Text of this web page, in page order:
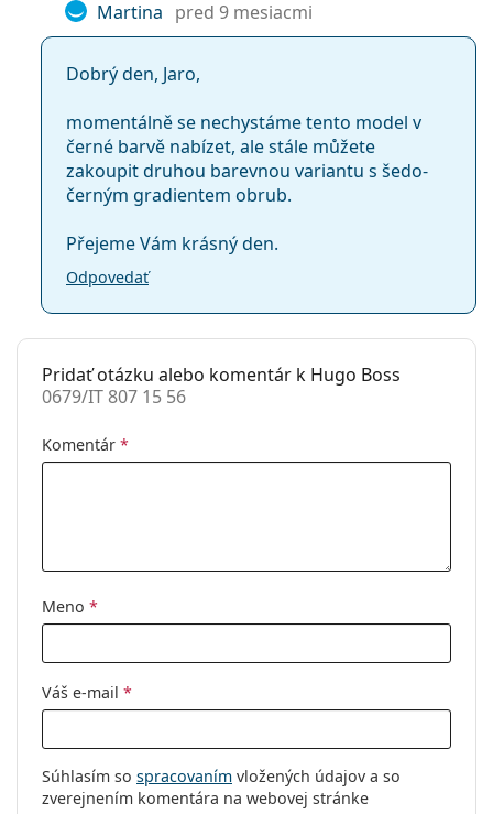
Pánske
0679/IT 807 15 56
Martina pred 9 mesiacmi
Dobrý den, Jaro,
momentálně se nechystáme tento model v
černé barvě nabízet, ale stále můžete
zakoupit druhou barevnou variantu s šedo-
černým gradientem obrub.
Přejeme Vám krásný den.
Odpovedať
Pridať otázku alebo komentár k Hugo Boss
0679/IT 807 15 56
Komentár *
Meno *
Váš e-mail *
Súhlasím so spracovaním vložených údajov a so
zverejnením komentára na webovej stránke